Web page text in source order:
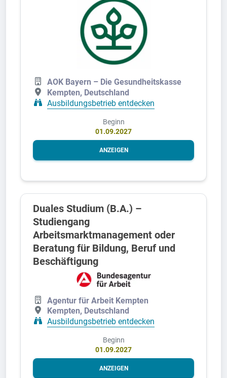
AOK Bayern – Die Gesundheitskasse
Kempten, Deutschland
Ausbildungsbetrieb entdecken
Beginn
01.09.2027
ANZEIGEN
Duales Studium (B.A.) –
Studiengang
Arbeitsmarktmanagement oder
Beratung für Bildung, Beruf und
Beschäftigung
Agentur für Arbeit Kempten
Kempten, Deutschland
Ausbildungsbetrieb entdecken
Beginn
01.09.2027
ANZEIGEN